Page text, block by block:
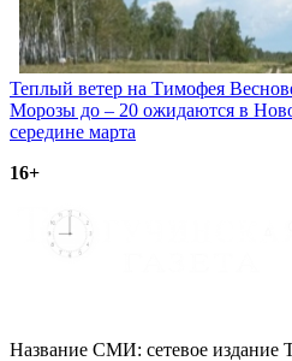
Навигация
по
Теплый ветер на Тимофея
Морозы до – 20 ожидаются в
середине марта
16+
Название СМИ: cетевое издание